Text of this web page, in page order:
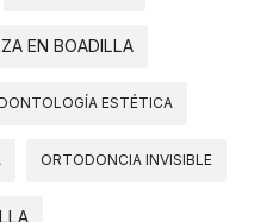
EN BOADILLA
ESTÉTICA
ORTODONCIA INVISIBLE